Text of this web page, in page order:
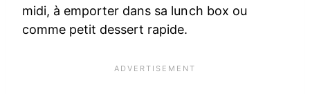
midi, à emporter dans sa lunch box ou
comme petit dessert rapide.